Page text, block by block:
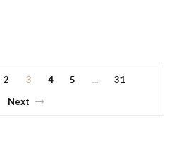
2 3 4 5 …
31
Next